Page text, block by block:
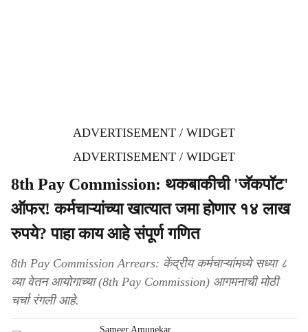
ADVERTISEMENT / WIDGET
ADVERTISEMENT / WIDGET
8th Pay Commission: थकबाकीची 'जॅकपॉट'
ऑफर! कर्मचाऱ्यांच्या खात्यात जमा होणार १४ लाख
रुपये? पाहा काय आहे संपूर्ण गणित
8th Pay Commission Arrears: केंद्रीय कर्मचाऱ्यांमध्ये सध्या ८
व्या वेतन आयोगाच्या (8th Pay Commission) आगमनाची मोठी
चर्चा रंगली आहे.
Sameer Amunekar